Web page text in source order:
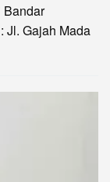
Bandar
Jl. Gajah Mada